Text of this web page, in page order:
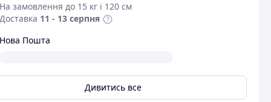
На замовлення до 15 кг і 120 см
Доставка 11 - 13 серпня
Нова Пошта
Дивитись все